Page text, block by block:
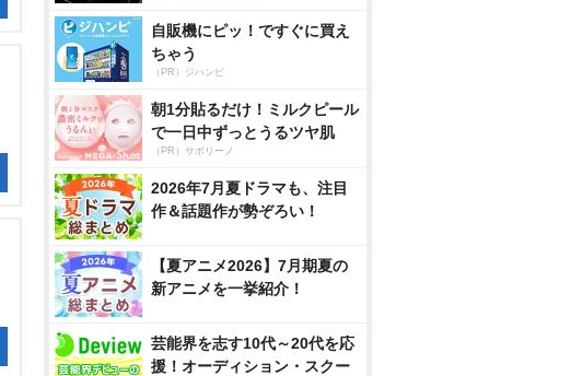
自販機にピッ！ですぐに買え
ちゃう
（PR）ジハンピ
朝1分貼るだけ！ミルクピール
で一日中ずっとうるツヤ肌
（PR）サボリーノ
2026年7月夏ドラマも、注目
作＆話題作が勢ぞろい！
【夏アニメ2026】7月期夏の
新アニメを一挙紹介！
芸能界を志す10代～20代を応
援！オーディション・スクー